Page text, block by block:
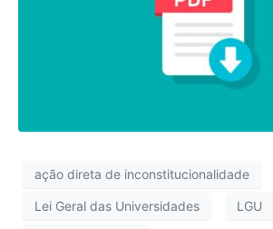
ação direta de inconstitucionalidade
Lei Geral das Universidades LGU